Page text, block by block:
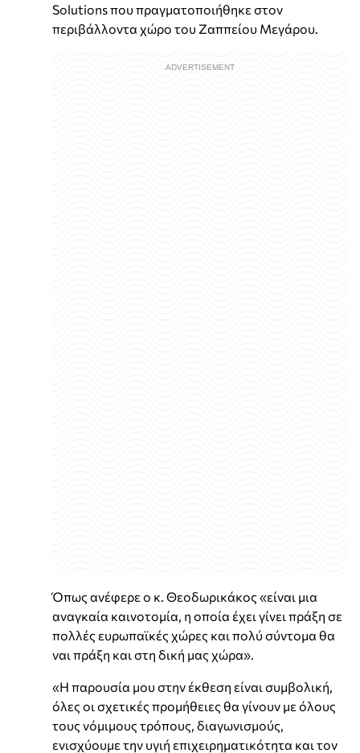
Solutions που πραγματοποιήθηκε στον
περιβάλλοντα χώρο του Ζαππείου Μεγάρου.
Όπως ανέφερε ο κ. Θεοδωρικάκος «είναι μια
αναγκαία καινοτομία, η οποία έχει γίνει πράξη σε
πολλές ευρωπαϊκές χώρες και πολύ σύντομα θα
ναι πράξη και στη δική μας χώρα».
«Η παρουσία μου στην έκθεση είναι συμβολική,
όλες οι σχετικές προμήθειες θα γίνουν με όλους
τους νόμιμους τρόπους, διαγωνισμούς,
ενισχύουμε την υγιή επιχειρηματικότητα και τον